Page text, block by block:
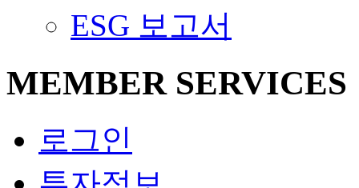
ESG 보고서
MEMBER SERVICES
로그인